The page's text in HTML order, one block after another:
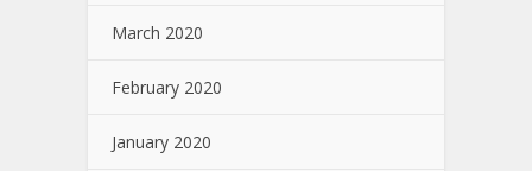
March 2020
February 2020
January 2020